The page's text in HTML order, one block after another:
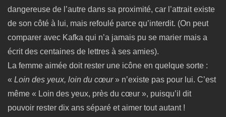
dangereuse de l’autre dans sa proximité, car l’attrait existe
de son côté à lui, mais refoulé parce qu’interdit. (On peut
comparer avec Kafka qui n’a jamais pu se marier mais a
écrit des centaines de lettres à ses amies).
La femme aimée doit rester une icône en quelque sorte :
« Loin des yeux, loin du cœur» n’existe pas pour lui. C’est
même « Loin des yeux, près du cœur », puisqu’il dit
pouvoir rester dix ans séparé et aimer tout autant !